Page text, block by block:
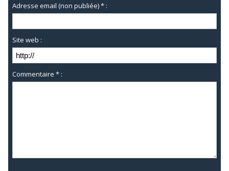
Adresse email (non publiée) * :
Site web :
Commentaire * :